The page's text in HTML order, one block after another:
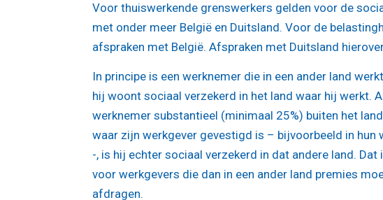
Voor thuiswerkende grenswerkers gelden voor de
met onder meer België en Duitsland. Voor de
afspraken met België. Afspraken met Duitsland
In principe is een werknemer die in een ander land
hij woont sociaal verzekerd in het land waar hij werkt.
werknemer substantieel (minimaal 25%) buiten het
waar zijn werkgever gevestigd is – bijvoorbeeld in hun
-, is hij echter sociaal verzekerd in dat andere land. Dat
voor werkgevers die dan in een ander land premies
afdragen.